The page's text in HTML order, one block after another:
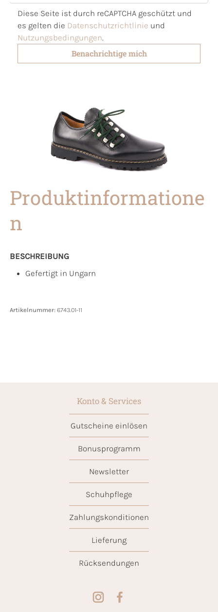
Diese Seite ist durch reCAPTCHA geschützt und
es gelten die Datenschutzrichtlinie und
Nutzungsbedingungen.
Benachrichtige mich
Produktinformatione
n
BESCHREIBUNG
Gefertigt in Ungarn
Artikelnummer: 6743.01-11
Konto & Services
Gutscheine einlösen
Bonusprogramm
Newsletter
Schuhpflege
Zahlungskonditionen
Lieferung
Rücksendungen